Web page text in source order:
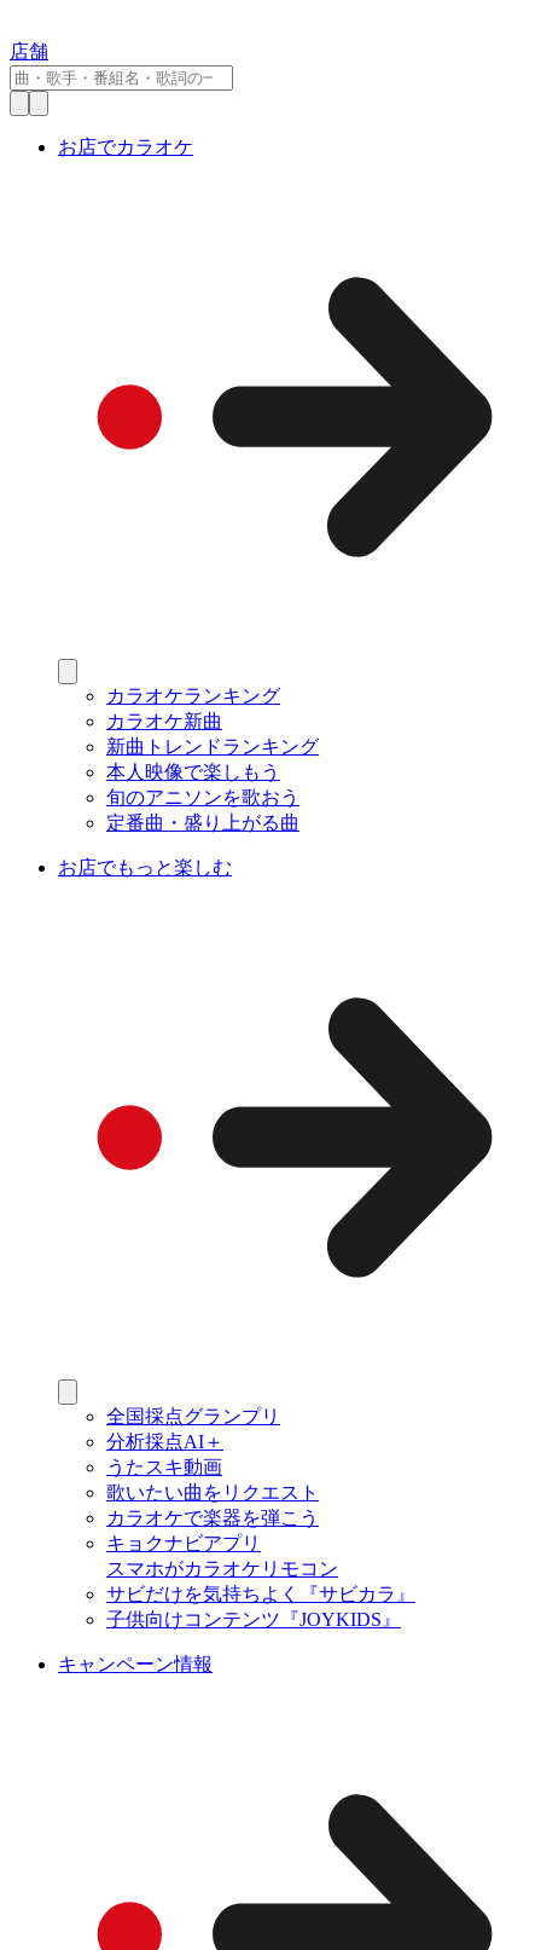
店舗
お店でカラオケ
カラオケランキング
カラオケ新曲
新曲トレンドランキング
本人映像で楽しもう
旬のアニソンを歌おう
定番曲・盛り上がる曲
お店でもっと楽しむ
全国採点グランプリ
分析採点AI＋
うたスキ動画
歌いたい曲をリクエスト
カラオケで楽器を弾こう
キョクナビアプリ
スマホがカラオケリモコン
サビだけを気持ちよく『サビカラ』
子供向けコンテンツ『JOYKIDS』
キャンペーン情報